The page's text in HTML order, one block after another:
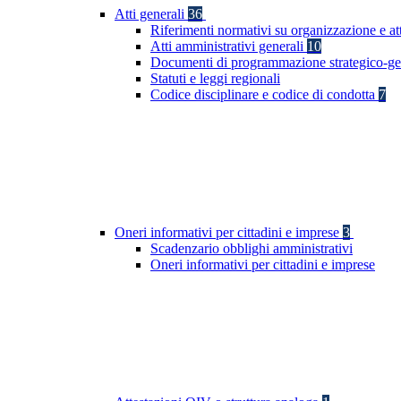
Atti generali 36
Riferimenti normativi su organizzazione e
Atti amministrativi generali 10
Documenti di programmazione strategico-
Statuti e leggi regionali
Codice disciplinare e codice di condotta 7
Oneri informativi per cittadini e imprese 3
Scadenzario obblighi amministrativi
Oneri informativi per cittadini e imprese